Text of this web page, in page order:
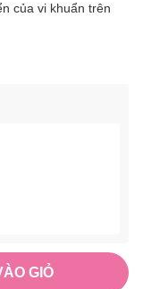
của vi khuẩn trên
GIỎ